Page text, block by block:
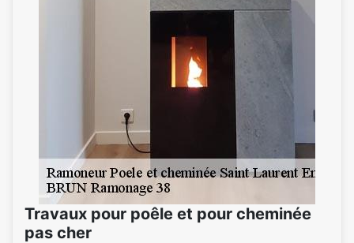
Travaux pour poêle et pour cheminée
pas cher